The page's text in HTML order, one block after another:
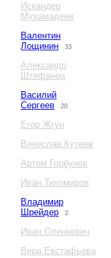
Искандер
Мухамадеев
Валентин
Лощинин
33
Александр
Штефанец
Василий
Сергеев
20
Егор Жгун
Вячеслав Кутеев
Артем Горбунов
Иван Тихомиров
Владимир
Шрейдер
2
Иван Оленкевич
Вера Евстафьева